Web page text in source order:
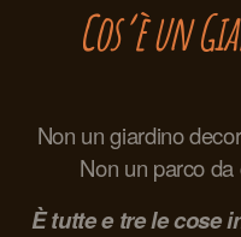
Cos’è un
Non un giardino
Non un parco
È tutte e tre le cose